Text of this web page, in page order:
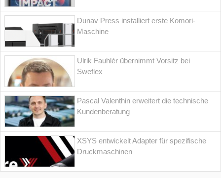
Dunav Press installiert erste Komori-
Maschine
Ulrik Fauhlér übernimmt Vorsitz bei
Sweflex
Pascal Valenthin erweitert die technische
Kundenberatung
XSYS entwickelt Adapter für spezifische
Druckmaschinen